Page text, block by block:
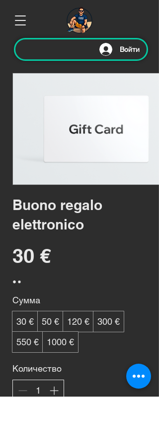
Войти
Buono regalo
elettronico
30 €
Сумма
30 € 50 € 120 €
300 €
550 €
1000 €
Количество